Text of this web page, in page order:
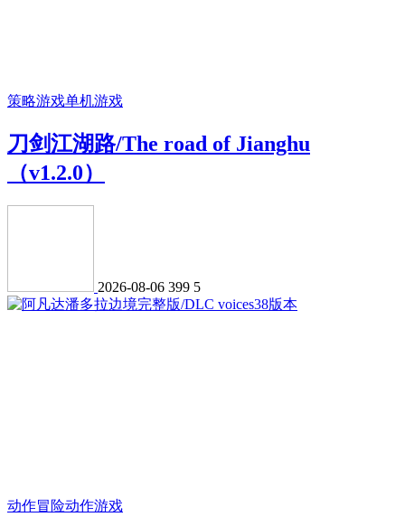
策略游戏单机游戏
刀剑江湖路/The road of Jianghu
（v1.2.0）
2026-08-06 399 5
动作冒险动作游戏